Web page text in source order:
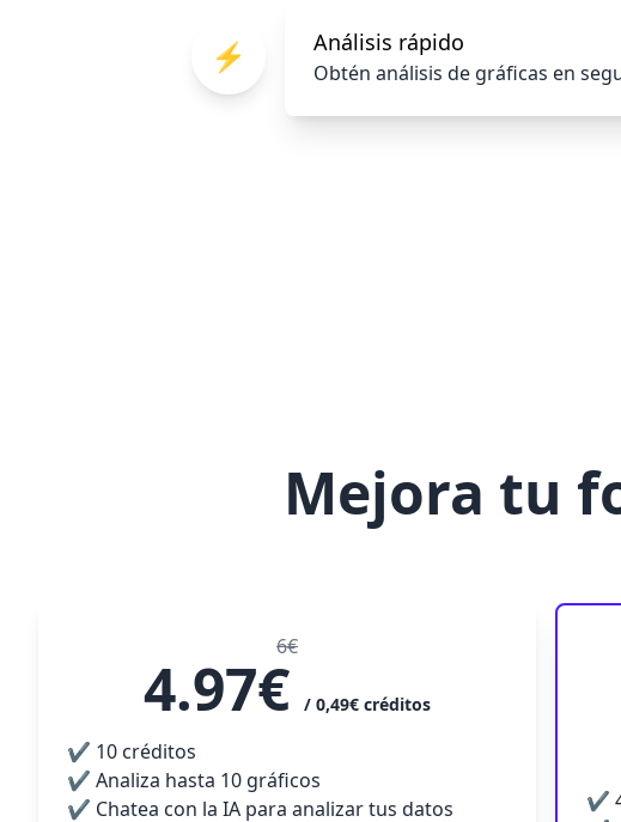
⚡ Análisis rápido
Obtén análisis de gráficas en
Mejora tu
6€
4.97€ / 0,49€ créditos
✔ 10 créditos
✔ Analiza hasta 10 gráficos
✔ Chatea con la IA para analizar tus datos ✔